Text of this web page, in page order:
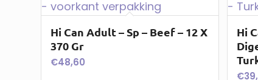
Hi Can Adult – Sp – Beef – 12 X
370 Gr
€48,60
Hi
€